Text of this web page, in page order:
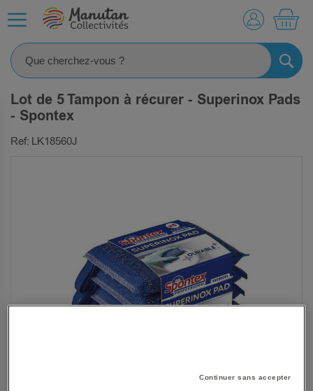
Lot de 5 Tampon à récurer - Superinox Pads
- Spontex
Ref: LK18560J
Continuer sans accepter